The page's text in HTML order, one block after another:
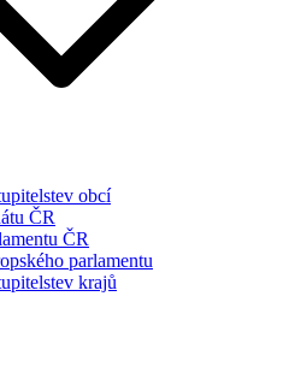
obcí
ČR
ČR
parlamentu
krajů